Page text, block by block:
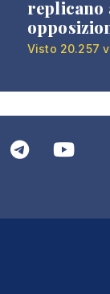
replicano
Visto 20.257